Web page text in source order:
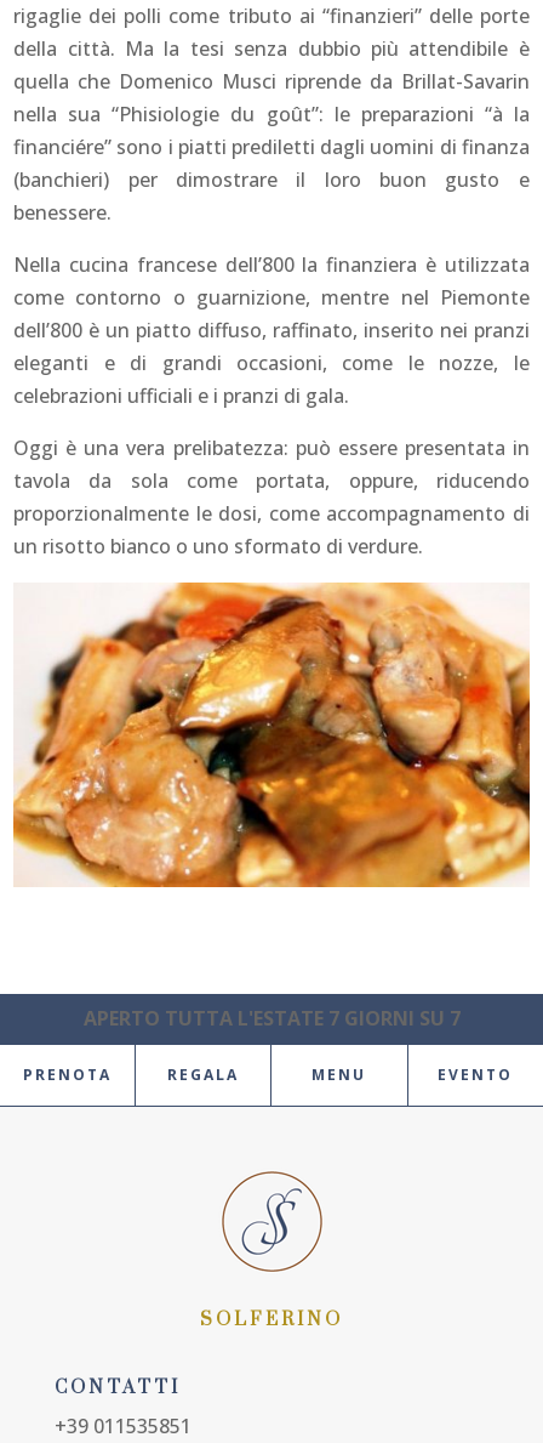
rigaglie dei polli come tributo ai “finanzieri” delle porte
della città. Ma la tesi senza dubbio più attendibile è
quella che Domenico Musci riprende da Brillat-Savarin
nella sua “Phisiologie du goût”: le preparazioni “à la
financiére” sono i piatti prediletti dagli uomini di finanza
(banchieri) per dimostrare il loro buon gusto e
benessere.
Nella cucina francese dell’800 la finanziera è utilizzata
come contorno o guarnizione, mentre nel Piemonte
dell’800 è un piatto diffuso, raffinato, inserito nei pranzi
eleganti e di grandi occasioni, come le nozze, le
celebrazioni ufficiali e i pranzi di gala.
Oggi è una vera prelibatezza: può essere presentata in
tavola da sola come portata, oppure, riducendo
proporzionalmente le dosi, come accompagnamento di
un risotto bianco o uno sformato di verdure.
APERTO TUTTA L'ESTATE 7 GIORNI SU 7
PRENOTA REGALA MENU EVENTO
SOLFERINO
CONTATTI
+39 011535851